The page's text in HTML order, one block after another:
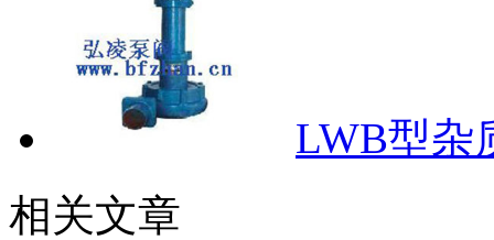
LWB型杂
相关文章